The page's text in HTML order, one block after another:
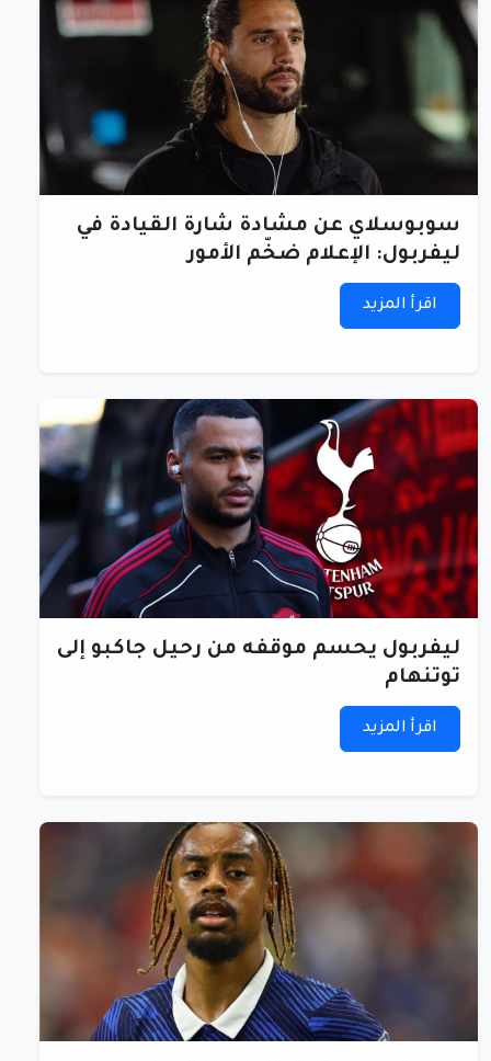
سوبوسلاي عن مشادة شارة القيادة في
ليفربول: الإعلام ضخّم الأمور
اقرأ المزيد
ليفربول يحسم موقفه من رحيل جاكبو إلى
توتنهام
اقرأ المزيد